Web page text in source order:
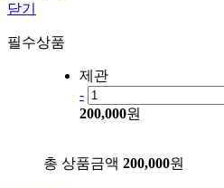
닫기
필수상품
제관
-
200,000원
총 상품금액 200,000원